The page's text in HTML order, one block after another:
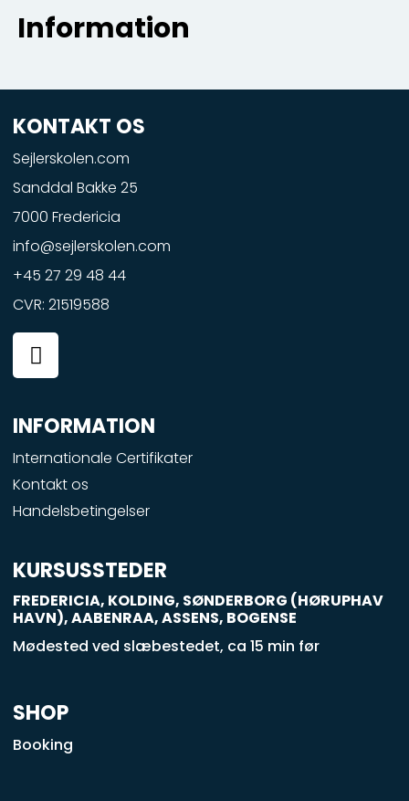
Information
KONTAKT OS
Sejlerskolen.com
Sanddal Bakke 25
7000 Fredericia
info@sejlerskolen.com
+45 27 29 48 44
CVR: 21519588
F
a
c
e
b
o
o
k
-
q
u
a
r
INFORMATION
Internationale Certifikater
Kontakt os
Handelsbetingelser
KURSUSSTEDER
FREDERICIA, KOLDING, SØNDERBORG (HØRUPHAV
HAVN), AABENRAA, ASSENS, BOGENSE
Mødested ved slæbestedet, ca 15 min før
SHOP
Booking